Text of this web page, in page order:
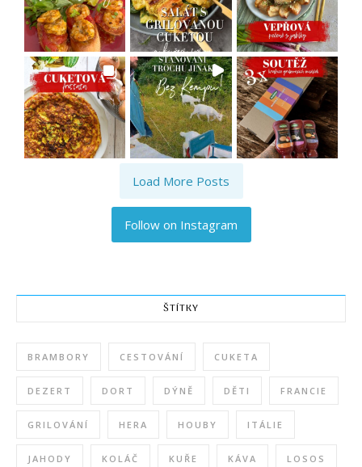
Load More Posts
Follow on Instagram
ŠTÍTKY
BRAMBORY CESTOVÁNÍ CUKETA
DEZERT DORT DÝNĚ DĚTI FRANCIE
GRILOVÁNÍ HERA HOUBY ITÁLIE
JAHODY KOLÁČ KUŘE KÁVA LOSOS